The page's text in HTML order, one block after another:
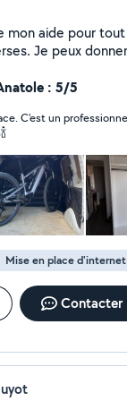
mon aide pour
Je peux
des données.
: 5/5
C'est un
Mise en place d'internet
Contacter